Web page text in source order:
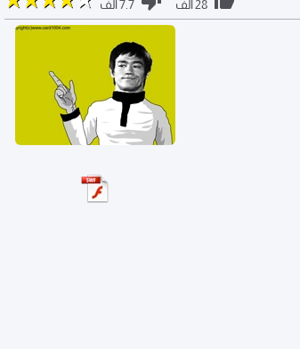
28 ألف 7.7 ألف